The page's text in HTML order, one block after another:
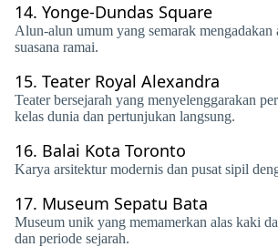
14. Yonge-Dundas Square
Alun-alun umum yang semarak mengadakan
suasana ramai.
15. Teater Royal Alexandra
Teater bersejarah yang menyelenggarakan
kelas dunia dan pertunjukan langsung.
16. Balai Kota Toronto
Karya arsitektur modernis dan pusat sipil
17. Museum Sepatu Bata
Museum unik yang memamerkan alas kaki
dan periode sejarah.